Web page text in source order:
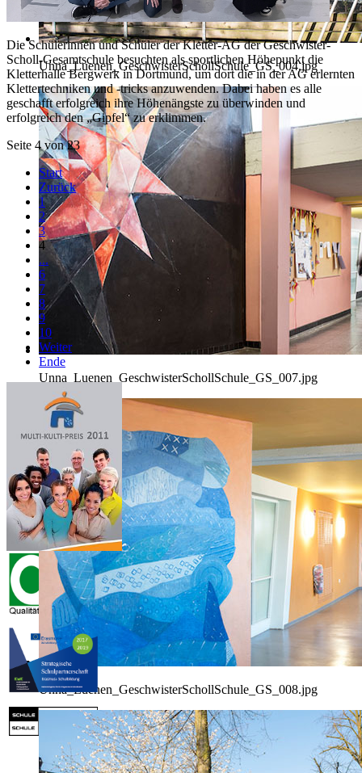
Unna_Luenen_GeschwisterSchollSchule_GS_004.jpg
Unna_Luenen_GeschwisterSchollSchule_GS_007.jpg
Unna_Luenen_GeschwisterSchollSchule_GS_008.jpg
Die Schülerinnen und Schüler der Kletter-AG der Geschwister-
Scholl-Gesamtschule besuchten als sportlichen Höhepunkt die
Kletterhalle Bergwerk in Dortmund, um dort die in der AG erlernten
Klettertechniken und -tricks anzuwenden. Dabei haben es alle
geschafft erfolgreich ihre Höhenängste zu überwinden und
erfolgreich den „Gipfel“ zu erklimmen.
Seite 4 von 23
Start
Zurück
1
2
3
4
...
6
7
8
9
10
Weiter
Ende